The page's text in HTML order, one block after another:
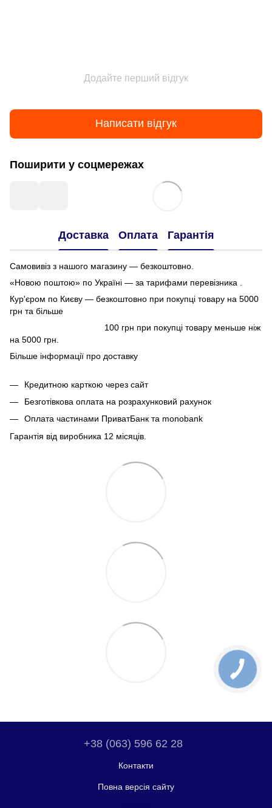
Додайте перший відгук
Написати відгук
Поширити у соцмережах
Доставка Оплата Гарантія
Самовивіз з нашого магазину — безкоштовно.
«Новою поштою» по Україні — за тарифами перевізника .
Кур'єром по Києву — безкоштовно при покупці товару на 5000
грн та більше
100 грн при покупці товару меньше ніж
на 5000 грн.
Більше інформації про доставку
Кредитною карткою через сайт
Безготівкова оплата на розрахунковий рахунок
Оплата частинами ПриватБанк та monobank
Гарантія від виробника 12 місяців.
+38 (063) 596 62 28
Контакти
Повна версія сайту